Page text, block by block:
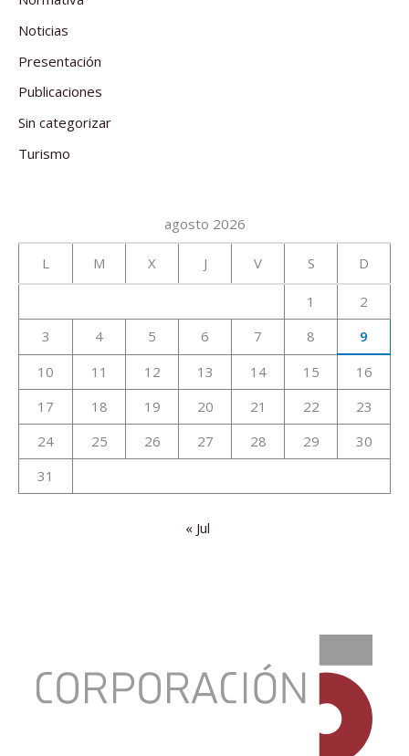
Noticias
Presentación
Publicaciones
Sin categorizar
Turismo
agosto 2026
L M X J V S D
1
2
3
4 5 6 7 8
9
10
11 12 13 14 15
16
17
18 19 20 21 22
23
24
25 26 27 28 29
30
31
« Jul
EN
CANARIAS: